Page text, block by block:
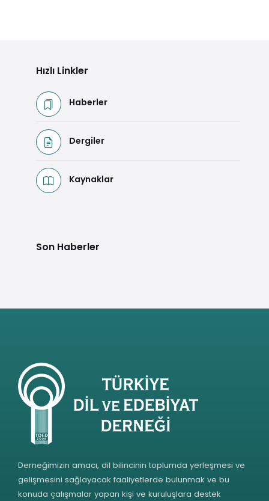
Hızlı Linkler
Haberler
Dergiler
Kaynaklar
Son Haberler
Derneğimizin amacı, dil bilincinin toplumda yerleşmesi ve
gelişmesini sağlayacak faaliyetlerde bulunmak ve bu
konuda çalışmalar yapan kişi ve kuruluşlara destek